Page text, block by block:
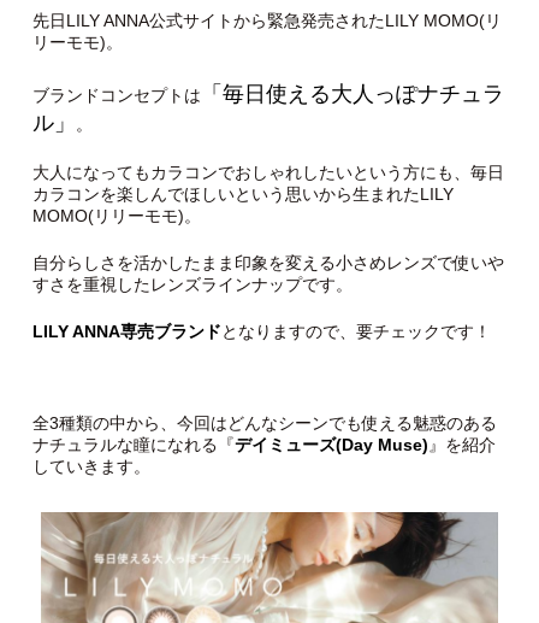
先日LILY ANNA公式サイトから緊急発売されたLILY MOMO(リ
リーモモ)。
ブランドコンセプトは
「毎日使える大人っぽナチュラ
ル」
。
大人になってもカラコンでおしゃれしたいという方にも、毎日
カラコンを楽しんでほしいという思いから生まれたLILY
MOMO(リリーモモ)。
自分らしさを活かしたまま印象を変える小さめレンズで使いや
すさを重視したレンズラインナップです。
LILY ANNA専売ブランドとなりますので、要チェックです！
全3種類の中から、今回はどんなシーンでも使える魅惑のある
ナチュラルな瞳になれる『デイミューズ(Day Muse) 』を紹介
していきます。